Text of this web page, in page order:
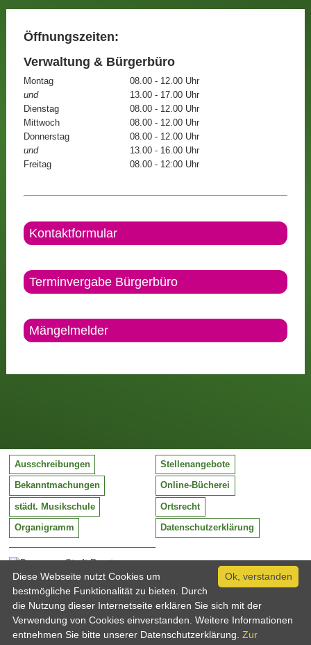
Öffnungszeiten:
Verwaltung & Bürgerbüro
Montag
08.00 - 12.00 Uhr
und
13.00 - 17.00 Uhr
Dienstag
08.00 - 12.00 Uhr
Mittwoch
08.00 - 12.00 Uhr
Donnerstag
08.00 - 12.00 Uhr
und
13.00 - 16.00 Uhr
Freitag
08.00 - 12:00 Uhr
Kontaktformular
Terminvergabe Bürgerbüro
Mängelmelder
Stadt Barntrup
Mittelstraße 38
32683 Barntrup
Tel:
Email:
05263 / 409-0
info@barntrup.de
Ausschreibungen Stellenangebote
Bekanntmachungen Online-Bücherei
städt. Musikschule Ortsrecht
Organigramm Datenschutzerklärung
Ok, verstanden
Diese Webseite nutzt Cookies um
bestmögliche Funktionalität zu bieten. Durch
die Nutzung dieser Internetseite erklären Sie sich mit der
Verwendung von Cookies einverstanden. Weitere Informationen
entnehmen Sie bitte unserer Datenschutzerklärung. Zur